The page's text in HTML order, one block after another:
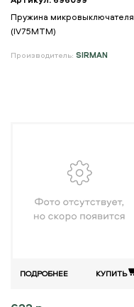
Пружина микровыключателя
(IV75MTM)
Производитель: SIRMAN
ПОДРОБНЕЕ КУПИТЬ